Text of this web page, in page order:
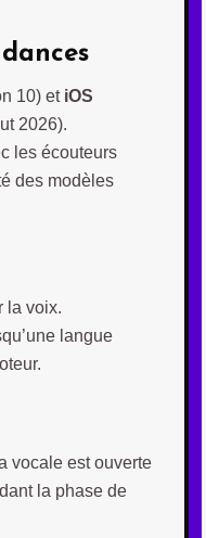
10) et iOS
2026).
les écouteurs
des modèles
la voix.
langue
vocale est ouverte
la phase de